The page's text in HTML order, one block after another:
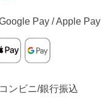
Pay / Apple Pay
コンビニ/銀行振込